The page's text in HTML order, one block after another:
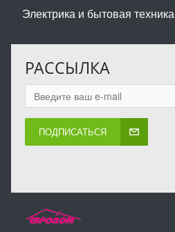
Электрика и бытовая техника
РАССЫЛКА
ПОДПИСАТЬСЯ